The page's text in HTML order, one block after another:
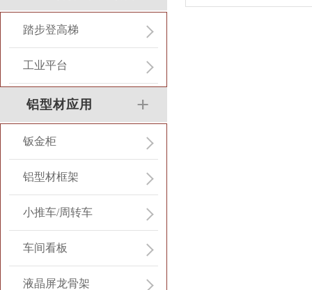
踏步登高梯
工业平台
铝型材应用
钣金柜
铝型材框架
小推车/周转车
车间看板
液晶屏龙骨架